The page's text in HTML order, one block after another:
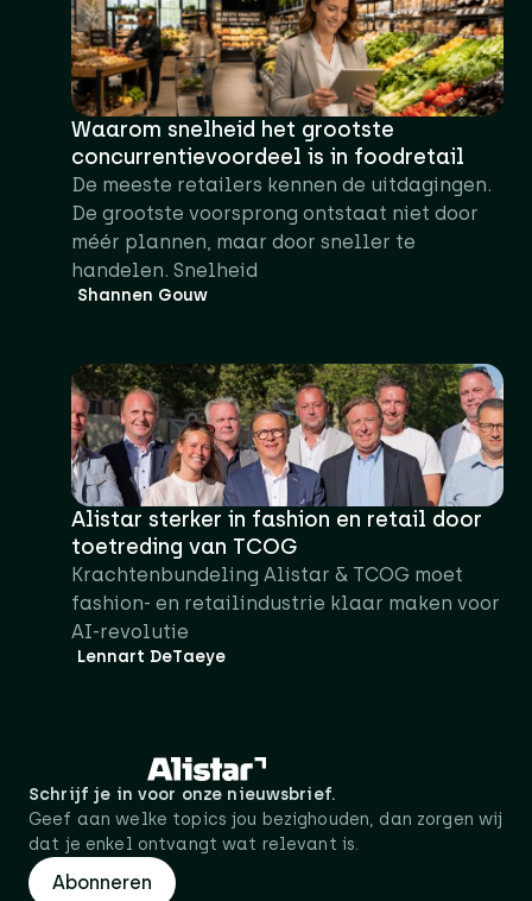
Waarom snelheid het grootste
concurrentievoordeel is in foodretail
De meeste retailers kennen de uitdagingen.
De grootste voorsprong ontstaat niet door
méér plannen, maar door sneller te
handelen. Snelheid
Shannen Gouw
Alistar sterker in fashion en retail door
toetreding van TCOG
Krachtenbundeling Alistar & TCOG moet
fashion- en retailindustrie klaar maken voor
AI-revolutie
Lennart DeTaeye
Schrijf je in voor onze nieuwsbrief.
Geef aan welke topics jou bezighouden, dan zorgen wij
dat je enkel ontvangt wat relevant is.
Abonneren